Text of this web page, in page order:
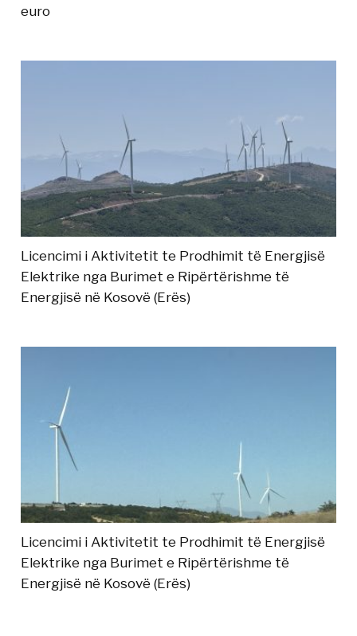
euro
Licencimi i Aktivitetit te Prodhimit të Energjisë
Elektrike nga Burimet e Ripërtërishme të
Energjisë në Kosovë (Erës)
Licencimi i Aktivitetit te Prodhimit të Energjisë
Elektrike nga Burimet e Ripërtërishme të
Energjisë në Kosovë (Erës)